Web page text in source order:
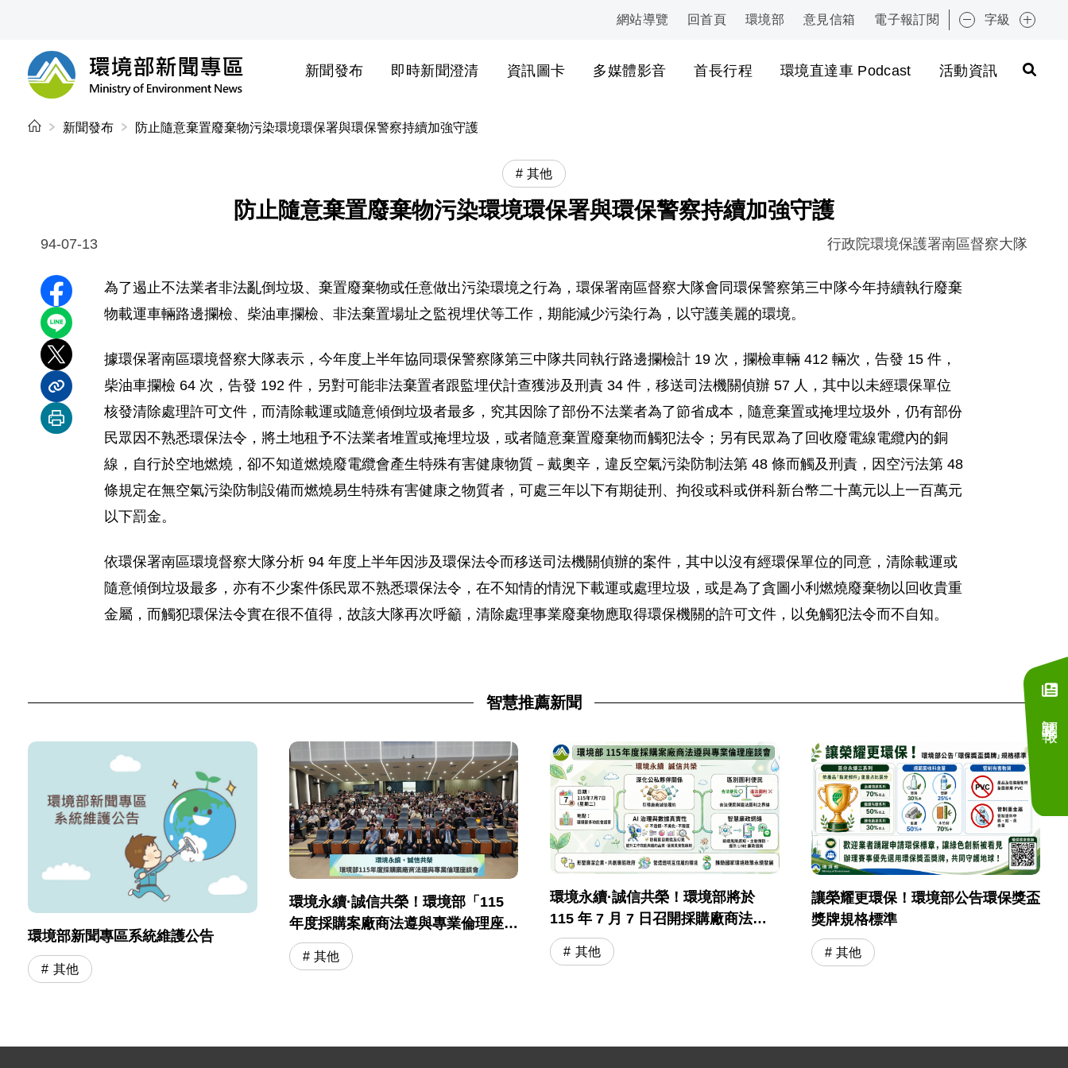
:::
網站導覽 回首頁 環境部 意見信箱 電子報訂閱 字級
環境部新聞專區
新聞發布 即時新聞澄清 資訊圖卡 多媒體影音 首長行程 環境直達車 Podcast 活動資訊
:::
新聞發布 防止隨意棄置廢棄物污染環境環保署與環保警察持續加強守護
其他
防止隨意棄置廢棄物污染環境環保署與環保警察持續加強守護
94-07-13 行政院環境保護署南區督察大隊
分享至 Facebook
分享到 LINE
分享到 X
分享內容連結
列印本頁
為了遏止不法業者非法亂倒垃圾、棄置廢棄物或任意做出污染環境之行為，環保署南區督察大隊會同環保警察第三中隊今年持續執行廢棄
物載運車輛路邊攔檢、柴油車攔檢、非法棄置場址之監視埋伏等工作，期能減少污染行為，以守護美麗的環境。
據環保署南區環境督察大隊表示，今年度上半年協同環保警察隊第三中隊共同執行路邊攔檢計 19 次，攔檢車輛 412 輛次，告發 15 件，
柴油車攔檢 64 次，告發 192 件，另對可能非法棄置者跟監埋伏計查獲涉及刑責 34 件，移送司法機關偵辦 57 人，其中以未經環保單位
核發清除處理許可文件，而清除載運或隨意傾倒垃圾者最多，究其因除了部份不法業者為了節省成本，隨意棄置或掩埋垃圾外，仍有部份
民眾因不熟悉環保法令，將土地租予不法業者堆置或掩埋垃圾，或者隨意棄置廢棄物而觸犯法令；另有民眾為了回收廢電線電纜內的銅
線，自行於空地燃燒，卻不知道燃燒廢電纜會產生特殊有害健康物質－戴奧辛，違反空氣污染防制法第 48 條而觸及刑責，因空污法第 48
條規定在無空氣污染防制設備而燃燒易生特殊有害健康之物質者，可處三年以下有期徒刑、拘役或科或併科新台幣二十萬元以上一百萬元
以下罰金。
依環保署南區環境督察大隊分析 94 年度上半年因涉及環保法令而移送司法機關偵辦的案件，其中以沒有經環保單位的同意，清除載運或
隨意傾倒垃圾最多，亦有不少案件係民眾不熟悉環保法令，在不知情的情況下載運或處理垃圾，或是為了貪圖小利燃燒廢棄物以回收貴重
金屬，而觸犯環保法令實在很不值得，故該大隊再次呼籲，清除處理事業廢棄物應取得環保機關的許可文件，以免觸犯法令而不自知。
智慧推薦新聞
環境部新聞專區系統維護公告
其他
環境永續·誠信共榮！環境部「115
年度採購案廠商法遵與專業倫理座談
會」圓滿落幕
其他
環境永續·誠信共榮！環境部將於
115 年 7 月 7 日召開採購廠商法遵
與專業倫理座談會
其他
讓榮耀更環保！環境部公告環保獎盃
獎牌規格標準
其他